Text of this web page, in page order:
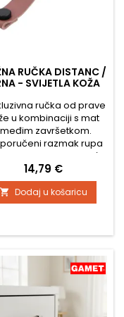
RUČKA DISTANC /
- SVIJETLA KOŽA
ručka od prave
u kombinaciji s mat
završetkom.
razmak rupa
mm, ali zahvaljujući
fleksibilnosti može
biti i veći ili manji.
Cijena
14,79 €
 Dodaj u košaricu